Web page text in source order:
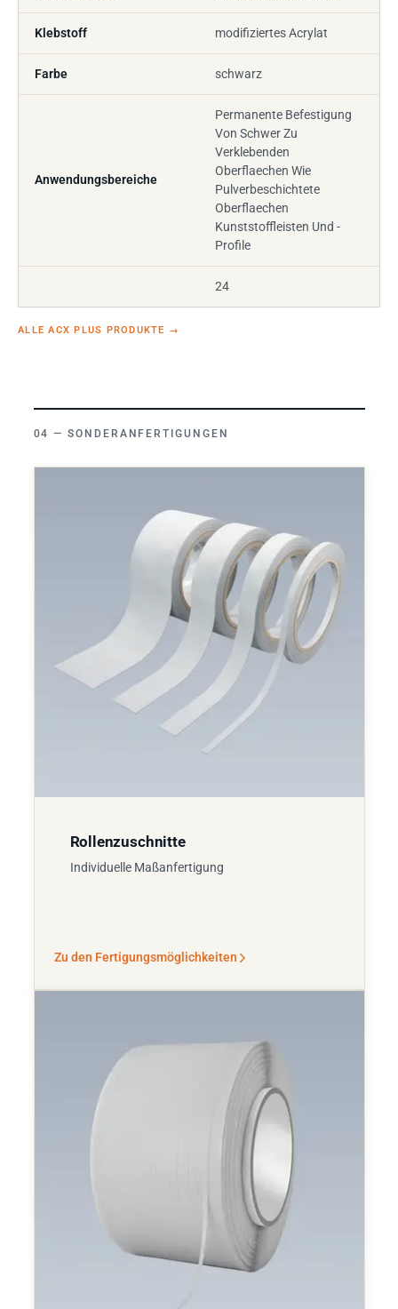
Klebstoff modifiziertes Acrylat
Farbe schwarz
Anwendungsbereiche
Permanente Befestigung
Von Schwer Zu
Verklebenden
Oberflaechen Wie
Pulverbeschichtete
Oberflaechen
Kunststoffleisten Und -
Profile
24
ALLE ACX PLUS PRODUKTE →
SONDERANFERTIGUNGEN
Rollenzuschnitte
Individuelle Maßanfertigung
Zu den Fertigungsmöglichkeiten